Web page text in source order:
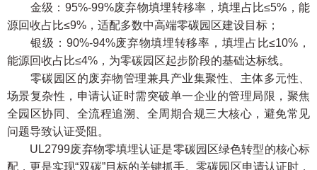
金级：95%-99%废弃物填埋转移率，填埋占比≤5%，能
源回收占比≤9%，适配多数中高端零碳园区建设目标；
银级：90%-94%废弃物填埋转移率，填埋占比≤10%，
能源回收占比≤4%，为零碳园区起步阶段的基础达标线。
零碳园区的废弃物管理兼具产业集聚性、主体多元性、
场景复杂性，申请认证时需突破单一企业的管理局限，聚焦
全园区协同、全流程追溯、全周期合规三大核心，避免常见
问题导致认证受阻。
UL2799废弃物零填埋认证是零碳园区绿色转型的核心标
配，更是实现“双碳”目标的关键抓手。零碳园区申请认证时，